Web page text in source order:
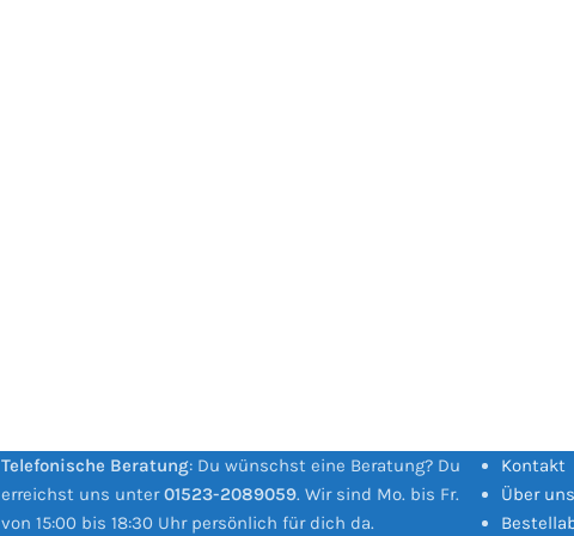
Telefonische Beratung: Du wünschst eine Beratung? Du
erreichst uns unter01523-2089059. Wir sind Mo. bis Fr.
von 15:00 bis 18:30 Uhr persönlich für dich da.
Kontakt
Über uns